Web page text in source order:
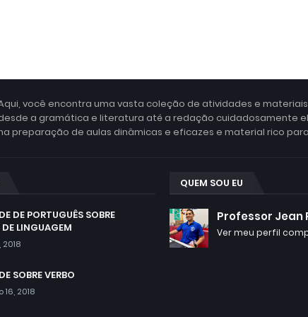
você encontra uma vasta coleção de atividades e
a gramática e literatura até a redação cuidadosamente
preparação de aulas dinâmicas e eficazes e material rico
DE PORTUGUÊS SOBRE
DE LINGUAGEM
2018
SOBRE VERBO
16, 2018
QUEM SOU EU
Professor Jean
Ver meu perfil